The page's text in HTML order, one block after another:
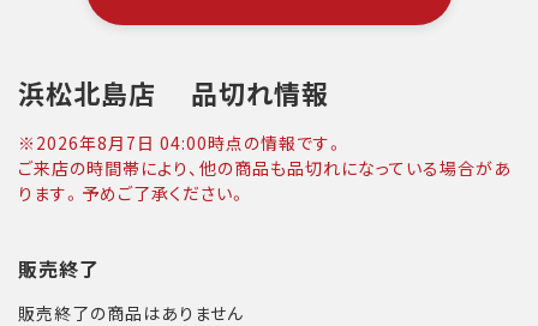
浜松北島店 品切れ情報
※ 2026年8月7日 04:00時点の情報です。
ご来店の時間帯により、他の商品も品切れになっている場合があ
ります。予めご了承ください。
販売終了
販売終了の商品はありません